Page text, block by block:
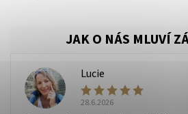
L
Lucie
28.6.2026